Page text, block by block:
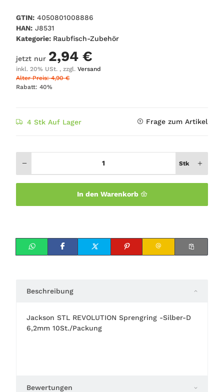
GTIN: 4050801008886
HAN: J8531
Kategorie: Raubfisch-Zubehör
jetzt nur 2,94 €
inkl. 20% USt. , zzgl. Versand
Alter Preis: 4,90 €
Rabatt: 40%
4 Stk Auf Lager Frage zum Artikel
Stk
In den Warenkorb
Beschreibung
Jackson STL REVOLUTION Sprengring -Silber-D
6,2mm 10St./Packung
Bewertungen